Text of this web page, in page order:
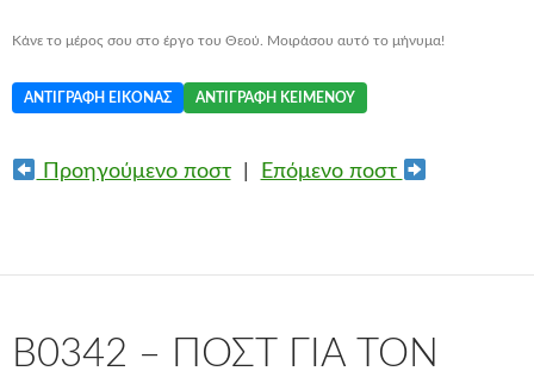
Κάνε το μέρος σου στο έργο του Θεού. Μοιράσου αυτό το μήνυμα!
ΑΝΤΙΓΡΑΦΉ ΕΙΚΌΝΑΣ ΑΝΤΙΓΡΑΦΉ ΚΕΙΜΈΝΟΥ
Προηγούμενο ποστ| Επόμενο ποστ
B0342 – ΠΟΣΤ ΓΙΑ ΤΟΝ